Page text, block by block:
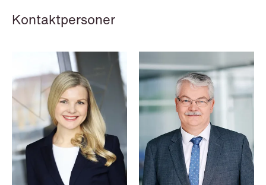
NEWS
Tax-transparent securities funds for
institutional investors
Read more
Kontaktpersoner